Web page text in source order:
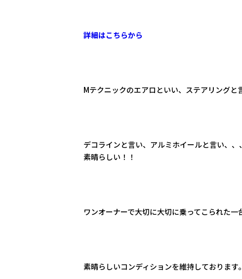
詳細はこちらから
Mテクニックのエアロといい、ステアリングと
デコラインと言い、アルミホイールと言い、
素晴らしい！！
ワンオーナーで大切に大切に乗ってこられた一
素晴らしいコンディションを維持しております。